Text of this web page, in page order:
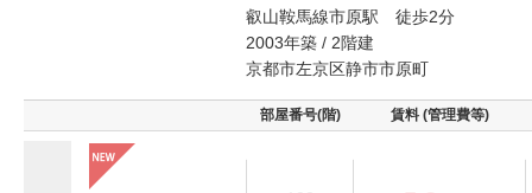
叡山鞍馬線市原駅 徒歩2分
2003年築 / 2階建
京都市左京区静市市原町
部屋番号(階) 賃料 (管理費等)